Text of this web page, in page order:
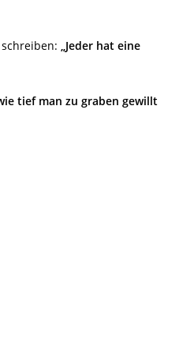
„Jeder hat eine
tief man zu graben gewillt